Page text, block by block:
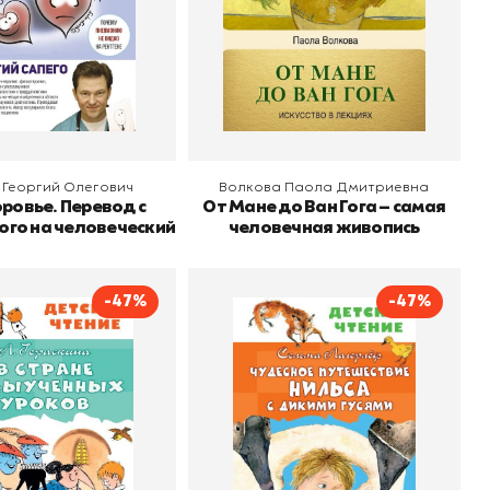
Олегович
Перевод с
на человеческий
В корзину
Волкова Паола Дмитриевна
От Мане до Ван Гога — самая
человечная живопись
-47%
невыученных
уроков
Гераскина Лия Борисовна
-47%
Чудесное путешествие
Нильса с дикими гусями
Сельма Лагерлёф
Издательство